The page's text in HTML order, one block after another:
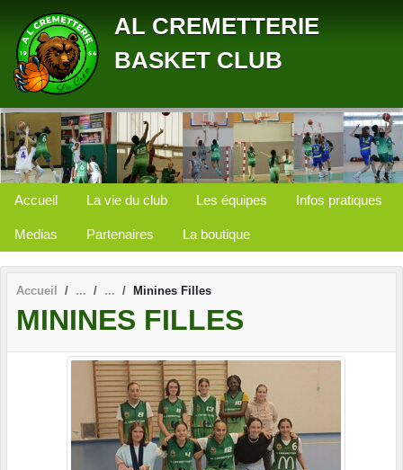
AL CREMETTERIE
BASKET CLUB
Accueil La vie du club Les équipes Infos pratiques
Medias Partenaires La boutique
Accueil Minines Filles
MININES FILLES
Panneau de gestion des cookies